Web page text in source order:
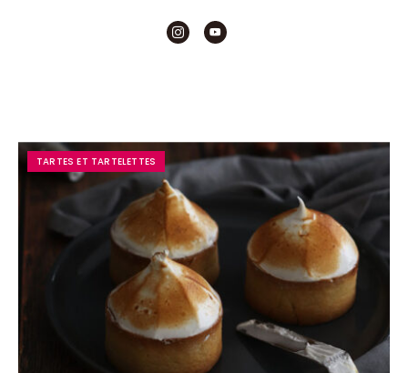
TARTES ET TARTELETTES